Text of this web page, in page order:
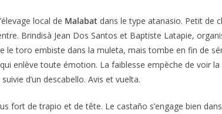
local de Malabat dans le type atanasio. Petit de
Brindisà Jean Dos Santos et Baptiste Latapie,
le toro embiste dans la muleta, mais tombe en fin de
enlève toute émotion. La faiblesse empèche de voir
d’un descabello. Avis et vuelta.
fort de trapio et de tête. Le castaño s’engage bien